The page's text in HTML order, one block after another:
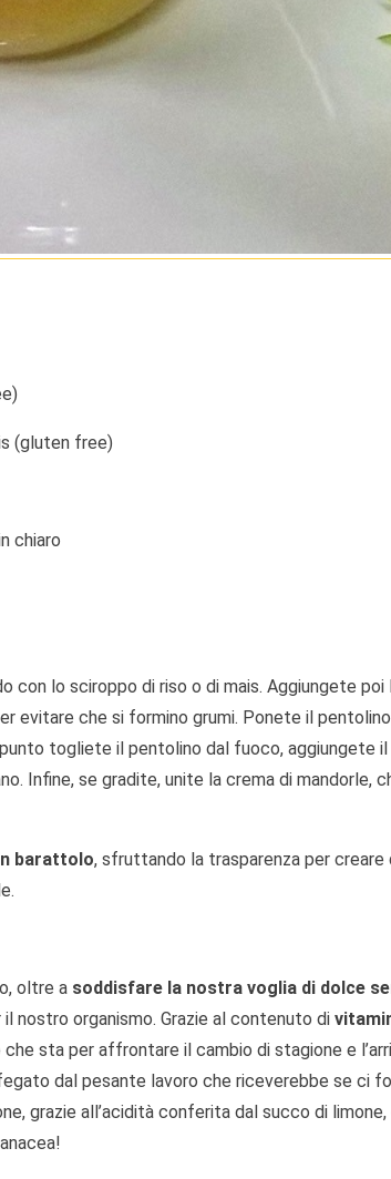
(gluten free)
chiaro
con lo sciroppo di riso o di mais. Aggiungete
evitare che si formino grumi. Ponete il
togliete il pentolino dal fuoco, aggiungete
Infine, se gradite, unite la crema di mandorle,
barattolo, sfruttando la trasparenza per creare
oltre a soddisfare la nostra voglia di dolce
nostro organismo. Grazie al contenuto di
sta per affrontare il cambio di stagione e
dal pesante lavoro che riceverebbe se ci
grazie all’acidità conferita dal succo di